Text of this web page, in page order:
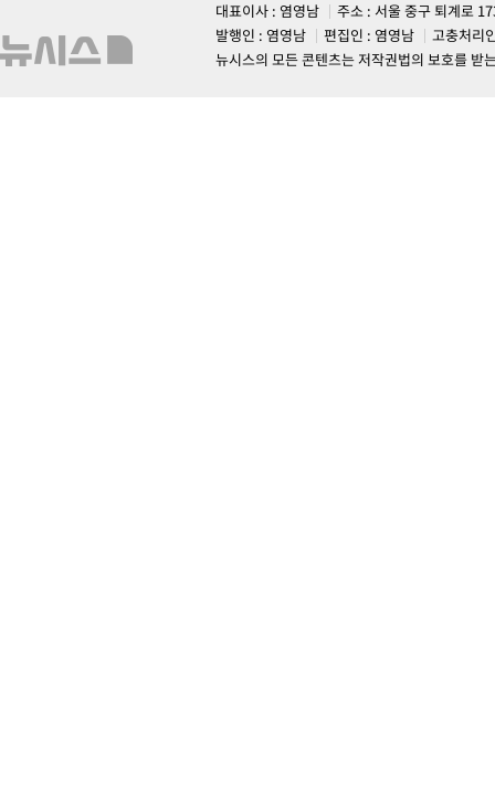
대표이사 : 염영남
주소 : 서울 중구 퇴계로
발행인 : 염영남
편집인 : 염영남
고충처리
뉴시스의 모든 콘텐츠는 저작권법의 보호를